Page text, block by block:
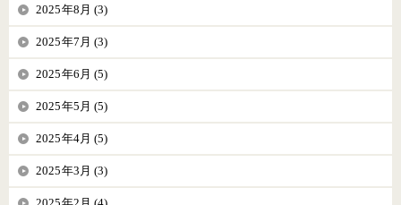
2025年8月 (3)
2025年7月 (3)
2025年6月 (5)
2025年5月 (5)
2025年4月 (5)
2025年3月 (3)